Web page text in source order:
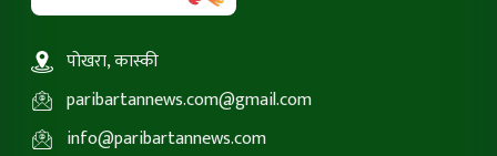
पोखरा, कास्की
paribartannews.com@gmail.com
info@paribartannews.com